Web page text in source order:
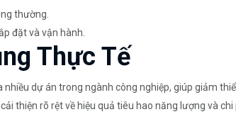
thường.
đặt và vận hành.
Thực Tế
dự án trong ngành công nghiệp, giúp giảm
thiện rõ rệt về hiệu quả tiêu hao năng lượng và chi